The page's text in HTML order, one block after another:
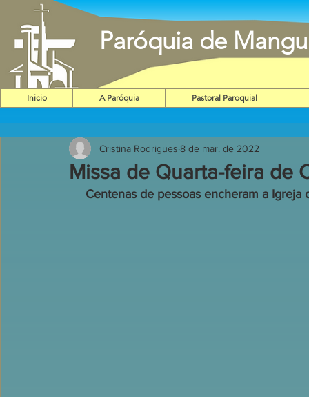
Paróquia de
Inicio A Paróquia Pastoral Paroquial
Missa de Quarta-feira de
Cristina Rodrigues 8 de mar. de 2022
Centenas de pessoas encheram a